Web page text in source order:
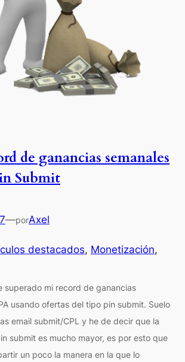
de ganancias semanales
Submit
—porAxel
destacados, Monetización
superado mi record de ganancias
usando ofertas del tipo pin submit. Suelo
email submit/CPL y he de decir que la
submit es mucho mayor, es por esto que
un poco la manera en la que lo